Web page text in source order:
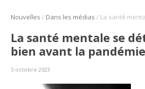
Nouvelles / Dans les médias /
La santé mentale se
bien avant la pandémie
5 octobre 2023